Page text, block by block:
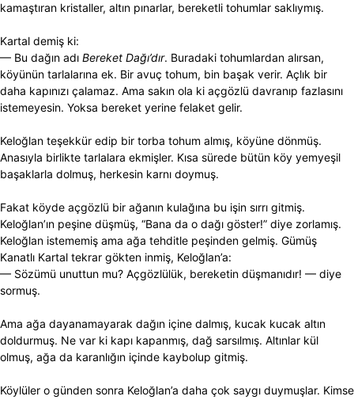
kamaştıran kristaller, altın pınarlar, bereketli tohumlar saklıymış.
Kartal demiş ki:
— Bu dağın adı Bereket Dağı’dır. Buradaki tohumlardan alırsan,
köyünün tarlalarına ek. Bir avuç tohum, bin başak verir. Açlık bir
daha kapınızı çalamaz. Ama sakın ola ki açgözlü davranıp fazlasını
istemeyesin. Yoksa bereket yerine felaket gelir.
Keloğlan teşekkür edip bir torba tohum almış, köyüne dönmüş.
Anasıyla birlikte tarlalara ekmişler. Kısa sürede bütün köy yemyeşil
başaklarla dolmuş, herkesin karnı doymuş.
Fakat köyde açgözlü bir ağanın kulağına bu işin sırrı gitmiş.
Keloğlan’ın peşine düşmüş, “Bana da o dağı göster!” diye zorlamış.
Keloğlan istememiş ama ağa tehditle peşinden gelmiş. Gümüş
Kanatlı Kartal tekrar gökten inmiş, Keloğlan’a:
— Sözümü unuttun mu? Açgözlülük, bereketin düşmanıdır! — diye
sormuş.
Ama ağa dayanamayarak dağın içine dalmış, kucak kucak altın
doldurmuş. Ne var ki kapı kapanmış, dağ sarsılmış. Altınlar kül
olmuş, ağa da karanlığın içinde kaybolup gitmiş.
Köylüler o günden sonra Keloğlan’a daha çok saygı duymuşlar. Kimse